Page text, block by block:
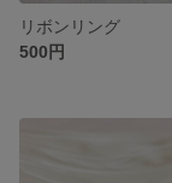
リボンリング
500円